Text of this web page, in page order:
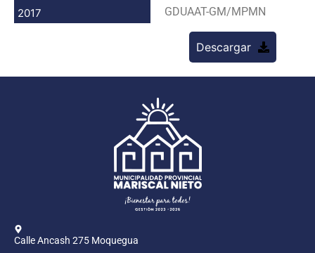
2017
GDUAAT-GM/MPMN
Descargar
Calle Ancash 275 Moquegua